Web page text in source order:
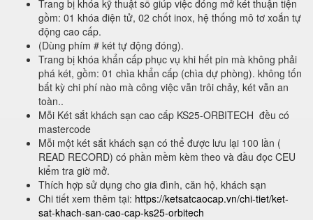
Trang bị khóa kỹ thuật số giúp việc đóng mở két thuận tiện
gồm: 01 khóa điện tử, 02 chốt inox, hệ thống mô tơ xoắn tự
động cao cấp.
(Dùng phím # két tự động đóng).
Trang bị khóa khẩn cấp phục vụ khi hết pin mà không phải
phá két, gồm: 01 chìa khẩn cấp (chìa dự phòng). không tốn
bất kỳ chi phí nào mà công việc vẫn trôi chảy, két vẫn an
toàn..
Mỗi Két sắt khách sạn cao cấp KS25-ORBITECH đều có
mastercode
Mỗi một két sắt khách sạn có thể được lưu lại 100 lần (
READ RECORD) có phần mềm kèm theo và đầu đọc CEU
kiểm tra giờ mở.
Thích hợp sử dụng cho gia đình, căn hộ, khách sạn
Chi tiết xem thêm tại: https://ketsatcaocap.vn/chi-tiet/ket-
sat-khach-san-cao-cap-ks25-orbitech